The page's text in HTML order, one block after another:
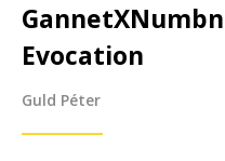
Evocation
Guld Péter